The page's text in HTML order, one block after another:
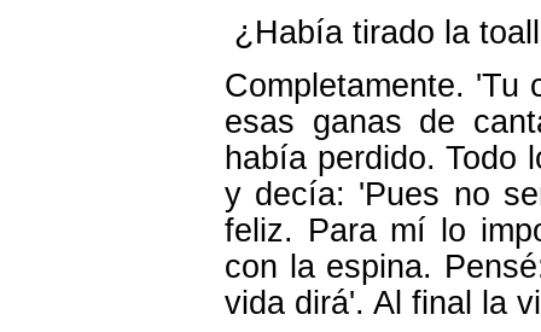
¿Había tirado la
Completamente. 'Tu
esas ganas de
había perdido. Todo
y decía: 'Pues no
feliz. Para mí lo
con la espina.
vida dirá'. Al final la